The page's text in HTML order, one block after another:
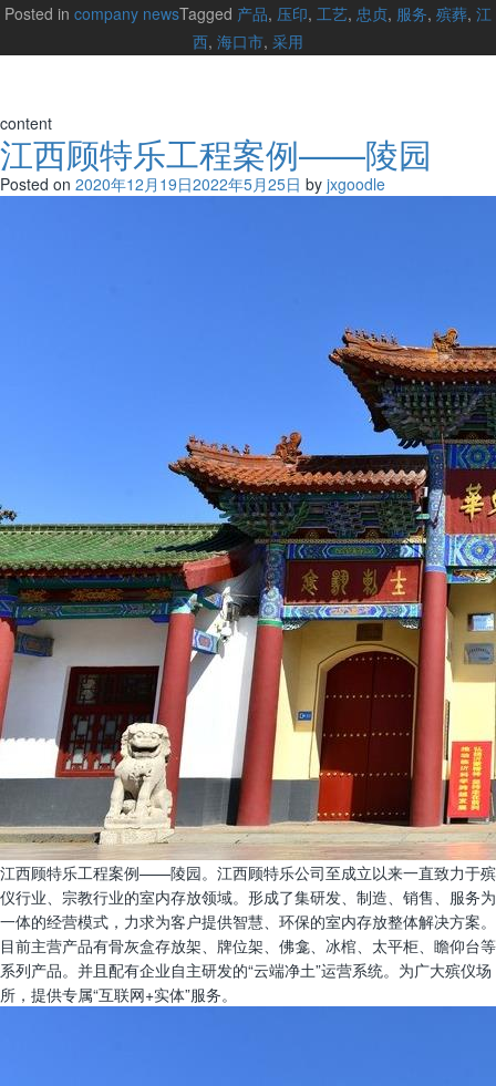
Posted in company newsTagged 产品, 压印, 工艺, 忠贞, 服务, 殡葬, 江
西, 海口市, 采用
content
江西顾特乐工程案例——陵园
Posted on 2020年12月19日2022年5月25日 by jxgoodle
江西顾特乐工程案例——陵园。江西顾特乐公司至成立以来一直致力于殡
仪行业、宗教行业的室内存放领域。形成了集研发、制造、销售、服务为
一体的经营模式，力求为客户提供智慧、环保的室内存放整体解决方案。
目前主营产品有骨灰盒存放架、牌位架、佛龛、冰棺、太平柜、瞻仰台等
系列产品。并且配有企业自主研发的“云端净土”运营系统。为广大殡仪场
所，提供专属“互联网+实体”服务。